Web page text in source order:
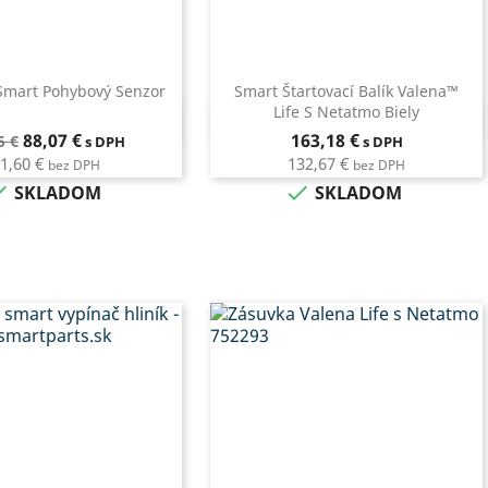
Pohybový Senzor
€ Cena
88,07 €s DPH
€ bez DPH
SKLADOM
Smart Štartovací Balík Valena™
Life S Netatmo Biely
Cena
163,18 €s DPH
132,67 € bez DPH
 SKLADOM
 Rýchly náhľad